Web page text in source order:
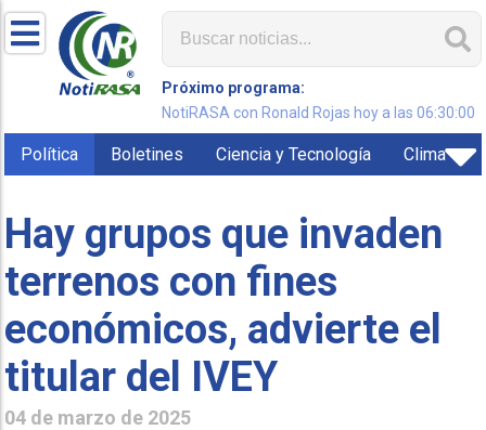
Próximo programa:
NotiRASA con Ronald Rojas hoy a las 06:30:00
Política Boletines Ciencia y Tecnología Clima
Hay grupos que invaden
terrenos con fines
económicos, advierte el
titular del IVEY
04 de marzo de 2025